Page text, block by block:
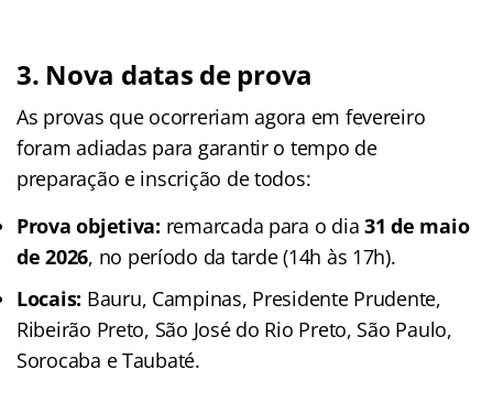
3. Nova datas de prova
As provas que ocorreriam agora em fevereiro
foram adiadas para garantir o tempo de
preparação e inscrição de todos:
Prova objetiva: remarcada para o dia31 de maio
de 2026, no período da tarde (14h às 17h).
Locais: Bauru, Campinas, Presidente Prudente,
Ribeirão Preto, São José do Rio Preto, São Paulo,
Sorocaba e Taubaté.